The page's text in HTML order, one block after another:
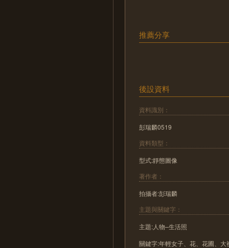
推薦分享
後設資料
資料識別：
彭瑞麟0519
資料類型：
型式:靜態圖像
著作者：
拍攝者:彭瑞麟
主題與關鍵字：
主題:人物–生活照
關鍵字:年輕女子、花、花圃、大